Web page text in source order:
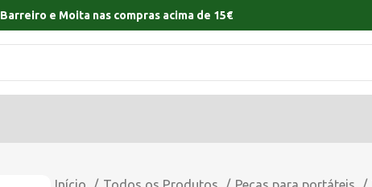
Barreiro e Moita nas compras acima de 15€